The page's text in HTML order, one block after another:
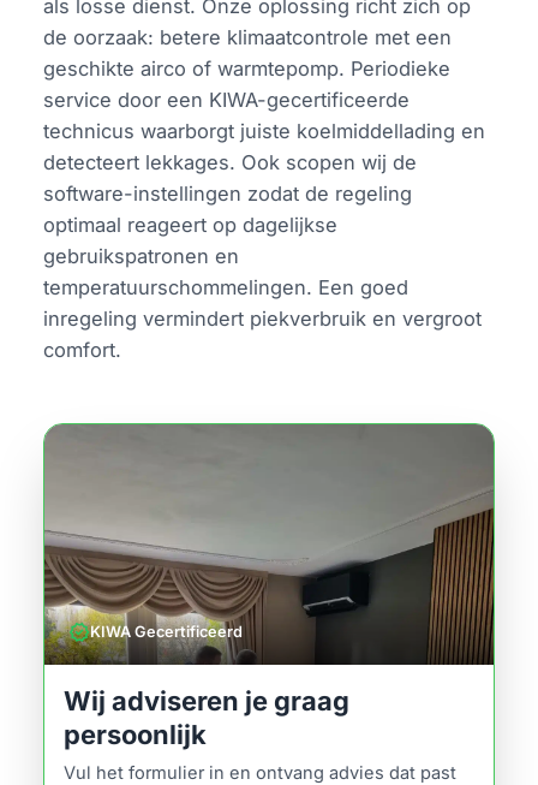
als losse dienst. Onze oplossing richt zich op
de oorzaak: betere klimaatcontrole met een
geschikte airco of warmtepomp. Periodieke
service door een KIWA-gecertificeerde
technicus waarborgt juiste koelmiddellading en
detecteert lekkages. Ook scopen wij de
software-instellingen zodat de regeling
optimaal reageert op dagelijkse
gebruikspatronen en
temperatuurschommelingen. Een goed
inregeling vermindert piekverbruik en vergroot
comfort.
verifiedKIWA Gecertificeerd
Wij adviseren je graag
persoonlijk
Vul het formulier in en ontvang advies dat past